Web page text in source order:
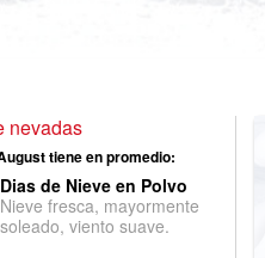
nevadas
tiene en promedio:
Dias de Nieve en Polvo
Nieve fresca, mayormente
soleado, viento suave.